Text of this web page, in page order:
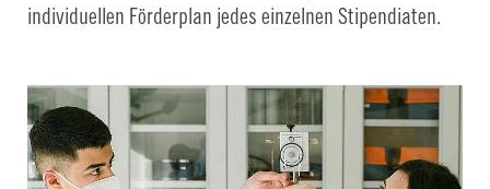
individuellen Förderplan jedes einzelnen Stipendiaten.